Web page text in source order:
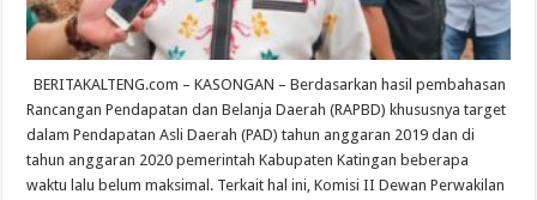
BERITAKALTENG.com – KASONGAN – Berdasarkan hasil pembahasan
Rancangan Pendapatan dan Belanja Daerah (RAPBD) khususnya target
dalam Pendapatan Asli Daerah (PAD) tahun anggaran 2019 dan di
tahun anggaran 2020 pemerintah Kabupaten Katingan beberapa
waktu lalu belum maksimal. Terkait hal ini, Komisi II Dewan Perwakilan